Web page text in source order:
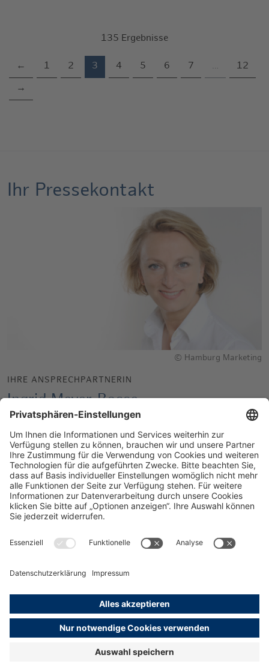
135 Ergebnisse
← 1 2 3 (current)
4 5 6 7 … 12
→
Ihr Pressekontakt
© Hamburg Marketing
IHRE ANSPRECHPARTNERIN
Ingrid Meyer-Bosse
Hamburg Marketing GmbH
Wexstraße 7
20355 Hamburg
Telefon: +49 (0)40 / 41 11 10 - 638
Presse Impressum
Datenschutz
Erklärung zur Barrierefreiheit
English